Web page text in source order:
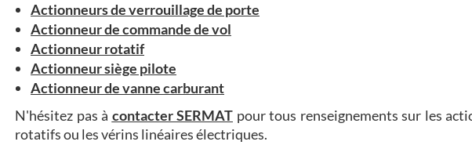
Actionneurs de verrouillage de porte
Actionneur de commande de vol
Actionneur rotatif
Actionneur siège pilote
Actionneur de vanne carburant
N'hésitez pas à contacter SERMAT pour tous renseignements sur les
rotatifs ou les vérins linéaires électriques.